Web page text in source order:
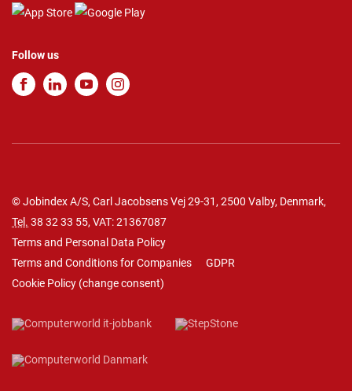
Follow us
© Jobindex A/S, Carl Jacobsens Vej 29-31, 2500 Valby, Denmark,
Tel. 38 32 33 55, VAT: 21367087
Terms and Personal Data Policy
Terms and Conditions for Companies
GDPR
Cookie Policy (change consent)